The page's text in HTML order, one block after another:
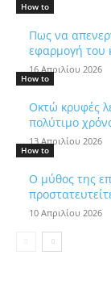
How to
Πως να
εφαρμογή του
16 Απριλίου 2026
How to
Οκτώ κρυφές
πολύτιμο
13 Απριλίου 2026
How to
Ο μύθος της
10 Απριλίου 2026